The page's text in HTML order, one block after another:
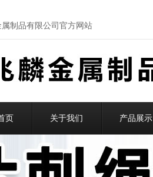
制品有限公司官方网站
页 关于我们 产品展示